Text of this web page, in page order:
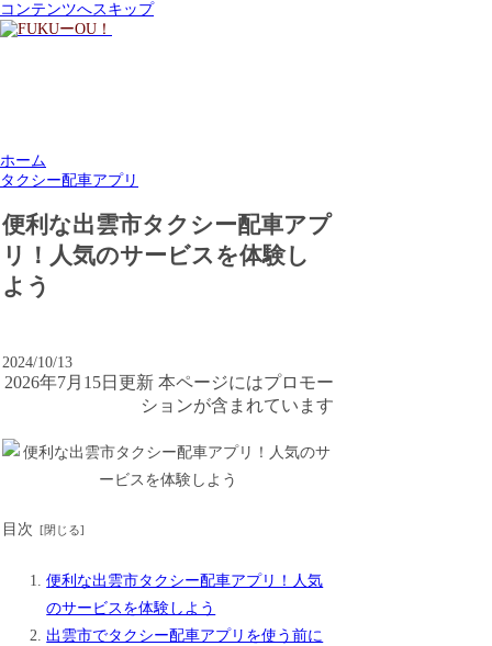
コンテンツへスキップ
ホーム
タクシー配車アプリ
便利な出雲市タクシー配車アプ
リ！人気のサービスを体験し
よう
2024/10/13
2026年7月15日更新 本ページにはプロモー
ションが含まれています
目次
便利な出雲市タクシー配車アプリ！人気
のサービスを体験しよう
出雲市でタクシー配車アプリを使う前に